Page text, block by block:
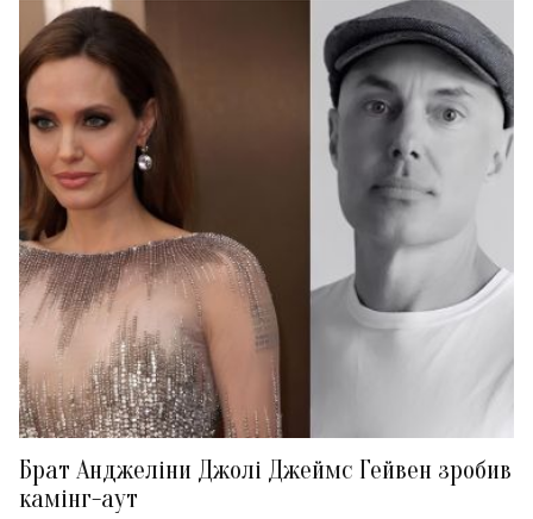
Брат Анджеліни Джолі Джеймс Гейвен зробив
камінг-аут